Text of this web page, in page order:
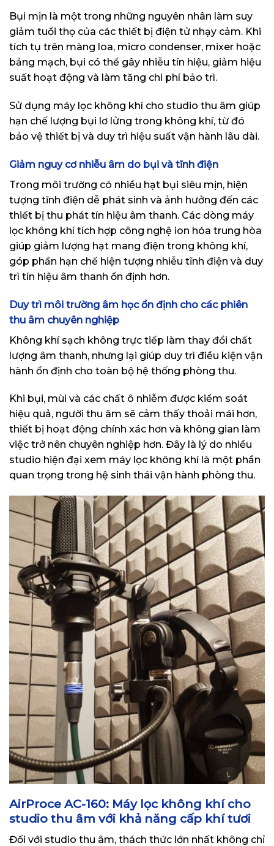
Bụi mịn là một trong những nguyên nhân làm suy
giảm tuổi thọ của các thiết bị điện tử nhạy cảm. Khi
tích tụ trên màng loa, micro condenser, mixer hoặc
bảng mạch, bụi có thể gây nhiễu tín hiệu, giảm hiệu
suất hoạt động và làm tăng chi phí bảo trì.
Sử dụng máy lọc không khí cho studio thu âm giúp
hạn chế lượng bụi lơ lửng trong không khí, từ đó
bảo vệ thiết bị và duy trì hiệu suất vận hành lâu dài.
Giảm nguy cơ nhiễu âm do bụi và tĩnh điện
Trong môi trường có nhiều hạt bụi siêu mịn, hiện
tượng tĩnh điện dễ phát sinh và ảnh hưởng đến các
thiết bị thu phát tín hiệu âm thanh. Các dòng máy
lọc không khí tích hợp công nghệ ion hóa trung hòa
giúp giảm lượng hạt mang điện trong không khí,
góp phần hạn chế hiện tượng nhiễu tĩnh điện và duy
trì tín hiệu âm thanh ổn định hơn.
Duy trì môi trường âm học ổn định cho các phiên
thu âm chuyên nghiệp
Không khí sạch không trực tiếp làm thay đổi chất
lượng âm thanh, nhưng lại giúp duy trì điều kiện vận
hành ổn định cho toàn bộ hệ thống phòng thu.
Khi bụi, mùi và các chất ô nhiễm được kiểm soát
hiệu quả, người thu âm sẽ cảm thấy thoải mái hơn,
thiết bị hoạt động chính xác hơn và không gian làm
việc trở nên chuyên nghiệp hơn. Đây là lý do nhiều
studio hiện đại xem máy lọc không khí là một phần
quan trọng trong hệ sinh thái vận hành phòng thu.
AirProce AC-160: Máy lọc không khí cho
studio thu âm với khả năng cấp khí tươi
Đối với studio thu âm, thách thức lớn nhất không chỉ